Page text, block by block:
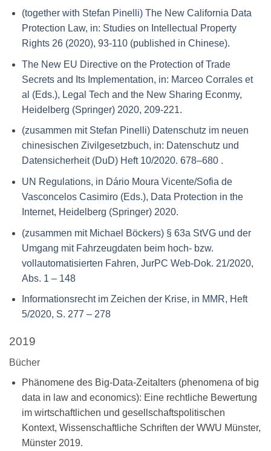
(together with Stefan Pinelli) The New California Data
Protection Law, in: Studies on Intellectual Property
Rights 26 (2020), 93-110 (published in Chinese).
The New EU Directive on the Protection of Trade
Secrets and Its Implementation, in: Marceo Corrales et
al (Eds.), Legal Tech and the New Sharing Econmy,
Heidelberg (Springer) 2020, 209-221.
(zusammen mit Stefan Pinelli) Datenschutz im neuen
chinesischen Zivilgesetzbuch, in: Datenschutz und
Datensicherheit (DuD) Heft 10/2020. 678–680 .
UN Regulations, in Dário Moura Vicente/Sofia de
Vasconcelos Casimiro (Eds.), Data Protection in the
Internet, Heidelberg (Springer) 2020.
(zusammen mit Michael Böckers) § 63a StVG und der
Umgang mit Fahrzeugdaten beim hoch- bzw.
vollautomatisierten Fahren, JurPC Web-Dok. 21/2020,
Abs. 1 – 148
Informationsrecht im Zeichen der Krise, in MMR, Heft
5/2020, S. 277 – 278
2019
Bücher
Phänomene des Big-Data-Zeitalters (phenomena of big
data in law and economics): Eine rechtliche Bewertung
im wirtschaftlichen und gesellschaftspolitischen
Kontext, Wissenschaftliche Schriften der WWU Münster,
Münster 2019.